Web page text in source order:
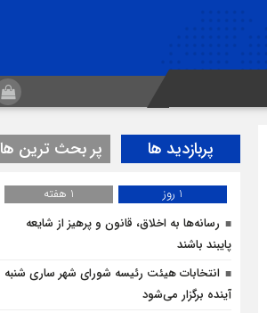
پربازدید ها پر بحث ترین ها
1 روز
1 هفته
رسانه‌ها به اخلاق، قانون و پرهیز از شایعه
پایبند باشند
انتخابات هیئت رئیسه شورای شهر ساری شنبه
آینده برگزار می‌شود